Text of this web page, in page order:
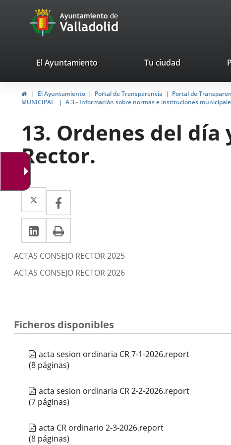
Portal
Web
Ayuntamiento
de
Valladolid
valladolid.es
El Ayuntamiento Tu ciudad
InicioEl Ayuntamiento Portal de Transparencia Portal de
MUNICIPAL
A.3.- Información sobre normas e instituciones
13. Ordenes del día
Rector.
Twitter
Enlace
a
una
aplicación
externa.
a
una
aplicación
externa.
LinkedIn
Enlace
a
una
aplicación
Descripción
ACTAS CONSEJO RECTOR 2025
ACTAS CONSEJO RECTOR 2026
Ficheros disponibles
acta sesion ordinaria CR 7-1-2026.report
(8 páginas)
acta sesion ordinaria CR 2-2-2026.report
(7 páginas)
acta CR ordinario 2-3-2026.report
(8 páginas)